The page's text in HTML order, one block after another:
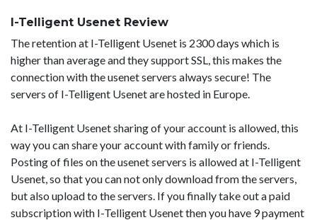
I-Telligent Usenet Review
The retention at I-Telligent Usenet is 2300 days which is
higher than average and they support SSL, this makes the
connection with the usenet servers always secure! The
servers of I-Telligent Usenet are hosted in Europe.
At I-Telligent Usenet sharing of your account is allowed, this
way you can share your account with family or friends.
Posting of files on the usenet servers is allowed at I-Telligent
Usenet, so that you can not only download from the servers,
but also upload to the servers. If you finally take out a paid
subscription with I-Telligent Usenet then you have 9 payment